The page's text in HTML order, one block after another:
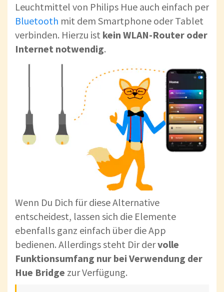
Leuchtmittel von Philips Hue auch einfach per
Bluetooth mit dem Smartphone oder Tablet
verbinden. Hierzu ist kein WLAN-Router oder
Internet notwendig.
Wenn Du Dich für diese Alternative
entscheidest, lassen sich die Elemente
ebenfalls ganz einfach über die App
bedienen. Allerdings steht Dir dervolle
Funktionsumfang nur bei Verwendung der
Hue Bridge zur Verfügung.